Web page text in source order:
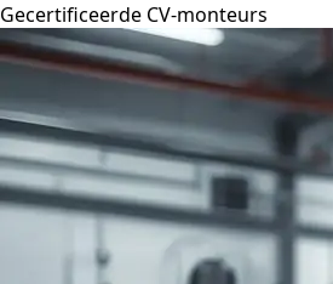
Gecertificeerde CV-monteurs